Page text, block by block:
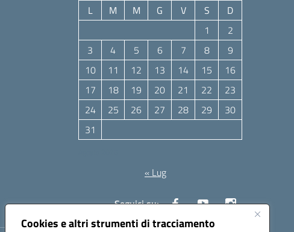
Cookies e altri strumenti di tracciamento
L M M G V S
D
1
2
3
4 5 6 7 8
9
10
11 12 13 14 15
16
17
18 19 20 21 22
23
24
25 26 27 28 29
30
31
« Lug
Seguici su: